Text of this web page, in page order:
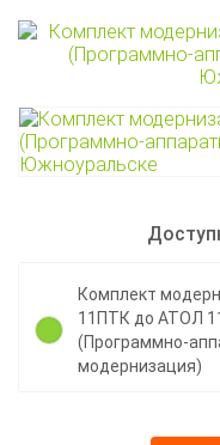
Комплект
11ПТК до АТОЛ
(Программно-
модернизация)